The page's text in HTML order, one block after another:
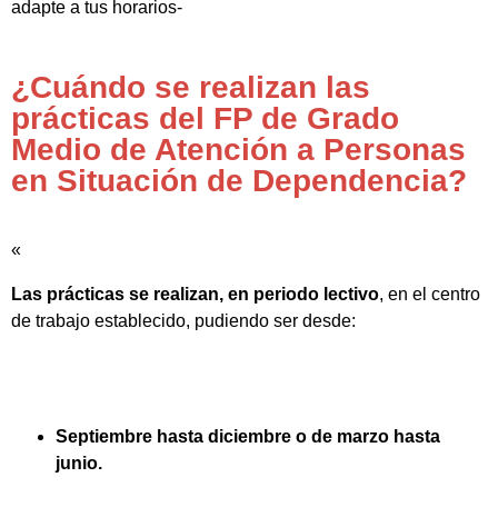
adapte a tus horarios-
¿Cuándo se realizan las
prácticas del FP de Grado
Medio de Atención a Personas
en Situación de Dependencia?
«
Las prácticas se realizan, en periodo lectivo, en el centro
de trabajo establecido, pudiendo ser desde:
Septiembre hasta diciembre o de marzo hasta
junio.